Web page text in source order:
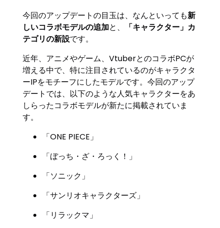
今回のアップデートの目玉は、なんといっても新
しいコラボモデルの追加と、
「キャラクター」カ
テゴリの新設です。
近年、アニメやゲーム、VtuberとのコラボPCが
増える中で、特に注目されているのがキャラクタ
ーIPをモチーフにしたモデルです。今回のアップ
デートでは、以下のような人気キャラクターをあ
しらったコラボモデルが新たに掲載されていま
す。
「ONE PIECE」
「ぼっち・ざ・ろっく！」
「ソニック」
「サンリオキャラクターズ」
「リラックマ」